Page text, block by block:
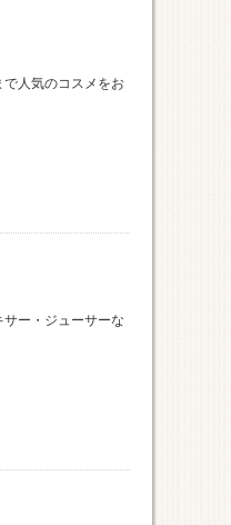
人気のコスメをお
ー・ジューサーな